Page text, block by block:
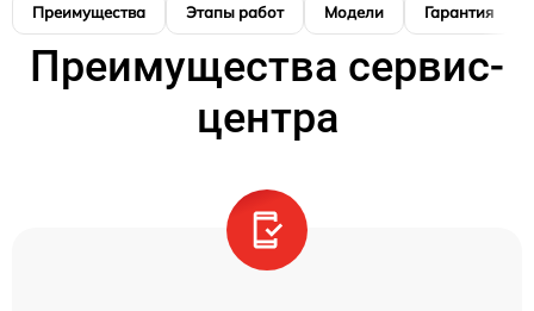
Преимущества Этапы работ Модели Гарантия
Преимущества сервис-
центра